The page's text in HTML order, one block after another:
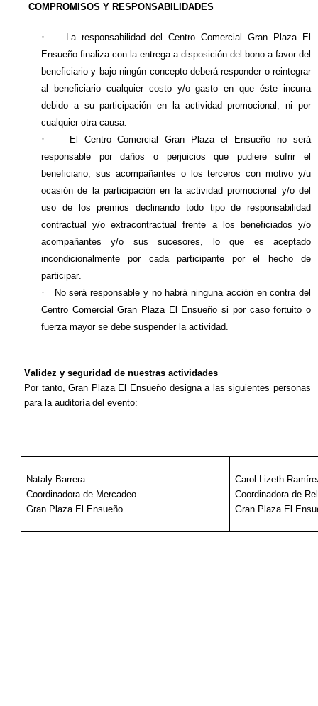
COMPROMISOS Y RESPONSABILIDADES
·
La responsabilidad del Centro Comercial Gran Plaza El
Ensueño finaliza con la entrega a disposición del bono a favor del
beneficiario y bajo ningún concepto deberá responder o reintegrar
al beneficiario cualquier costo y/o gasto en que éste incurra
debido a su participación en la actividad promocional, ni por
cualquier otra causa.
·
El Centro Comercial Gran Plaza el Ensueño no será
responsable por daños o perjuicios que pudiere sufrir el
beneficiario, sus acompañantes o los terceros con motivo y/u
ocasión de la participación en la actividad promocional y/o del
uso de los premios declinando todo tipo de responsabilidad
contractual y/o extracontractual frente a los beneficiados y/o
acompañantes y/o sus sucesores, lo que es aceptado
incondicionalmente por cada participante por el hecho de
participar.
·
No será responsable y no habrá ninguna acción en contra del
Centro Comercial Gran Plaza El Ensueño si por caso fortuito o
fuerza mayor se debe suspender la actividad.
Validez y seguridad de nuestras actividades
Por tanto, Gran PlazaEl Ensueño designa a las siguientes personas
para la auditoría del evento:
Nataly Barrera
Coordinadora de Mercadeo
Gran Plaza El Ensueño
Carol Lizeth
Coordinadora de
Gran Plaza El